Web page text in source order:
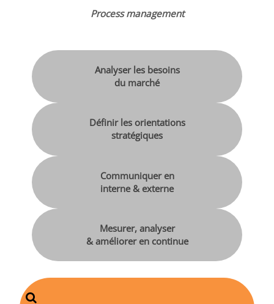
Process management
Analyser les besoins
du marché
Définir les orientations
stratégiques
Communiquer en
interne & externe
Mesurer, analyser
& améliorer en continue